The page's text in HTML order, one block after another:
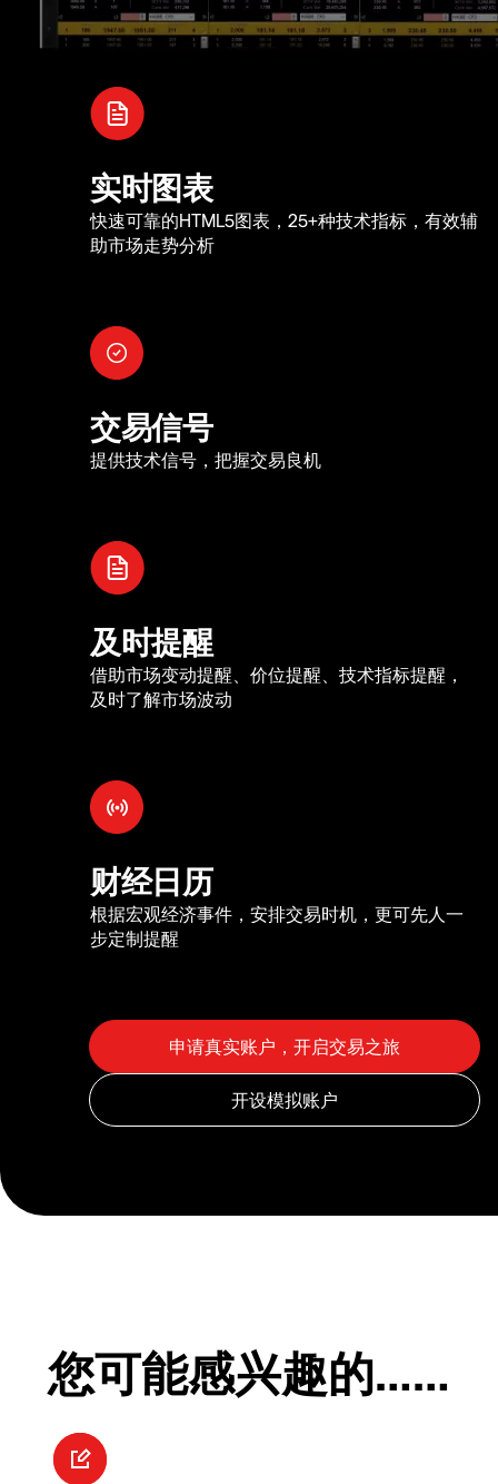
实时图表
快速可靠的HTML5图表，25+种技术指标，有效辅
助市场走势分析
交易信号
提供技术信号，把握交易良机
及时提醒
借助市场变动提醒、价位提醒、技术指标提醒，
及时了解市场波动
财经日历
根据宏观经济事件，安排交易时机，更可先人一
步定制提醒
您可能感兴趣的……